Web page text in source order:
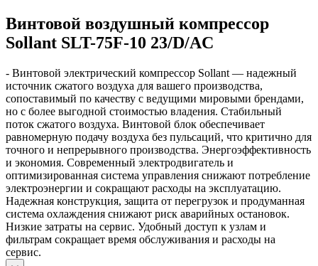
Винтовой воздушный компрессор
Sollant SLT-75F-10 23/D/AC
- Винтовой электрический компрессор Sollant — надежный
источник сжатого воздуха для вашего производства,
сопоставимый по качеству с ведущими мировыми брендами,
но с более выгодной стоимостью владения. Стабильный
поток сжатого воздуха. Винтовой блок обеспечивает
равномерную подачу воздуха без пульсаций, что критично для
точного и непрерывного производства. Энергоэффективность
и экономия. Современный электродвигатель и
оптимизированная система управления снижают потребление
электроэнергии и сокращают расходы на эксплуатацию.
Надежная конструкция, защита от перегрузок и продуманная
система охлаждения снижают риск аварийных остановок.
Низкие затраты на сервис. Удобный доступ к узлам и
фильтрам сокращает время обслуживания и расходы на
сервис.